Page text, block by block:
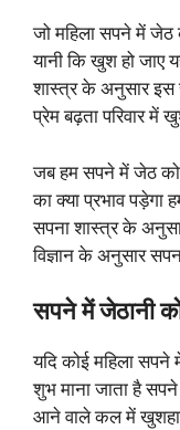
जो महिला सपने में
यानी कि खुश हो जाए
शास्त्र के अनुसार
प्रेम बढ़ता परिवार में
जब हम सपने में जेठ को
का क्या प्रभाव पड़ेगा
सपना शास्त्र के
विज्ञान के अनुसार
सपने में जेठानी
यदि कोई महिला सपने
शुभ माना जाता है
आने वाले कल में